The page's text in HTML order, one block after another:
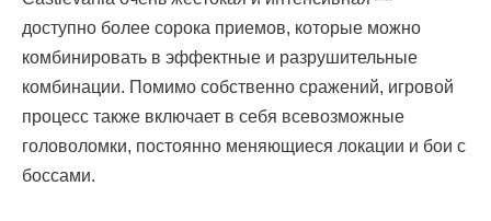
доступно более сорока приемов, которые можно
комбинировать в эффектные и разрушительные
комбинации. Помимо собственно сражений, игровой
процесс также включает в себя всевозможные
головоломки, постоянно меняющиеся локации и бои с
боссами.